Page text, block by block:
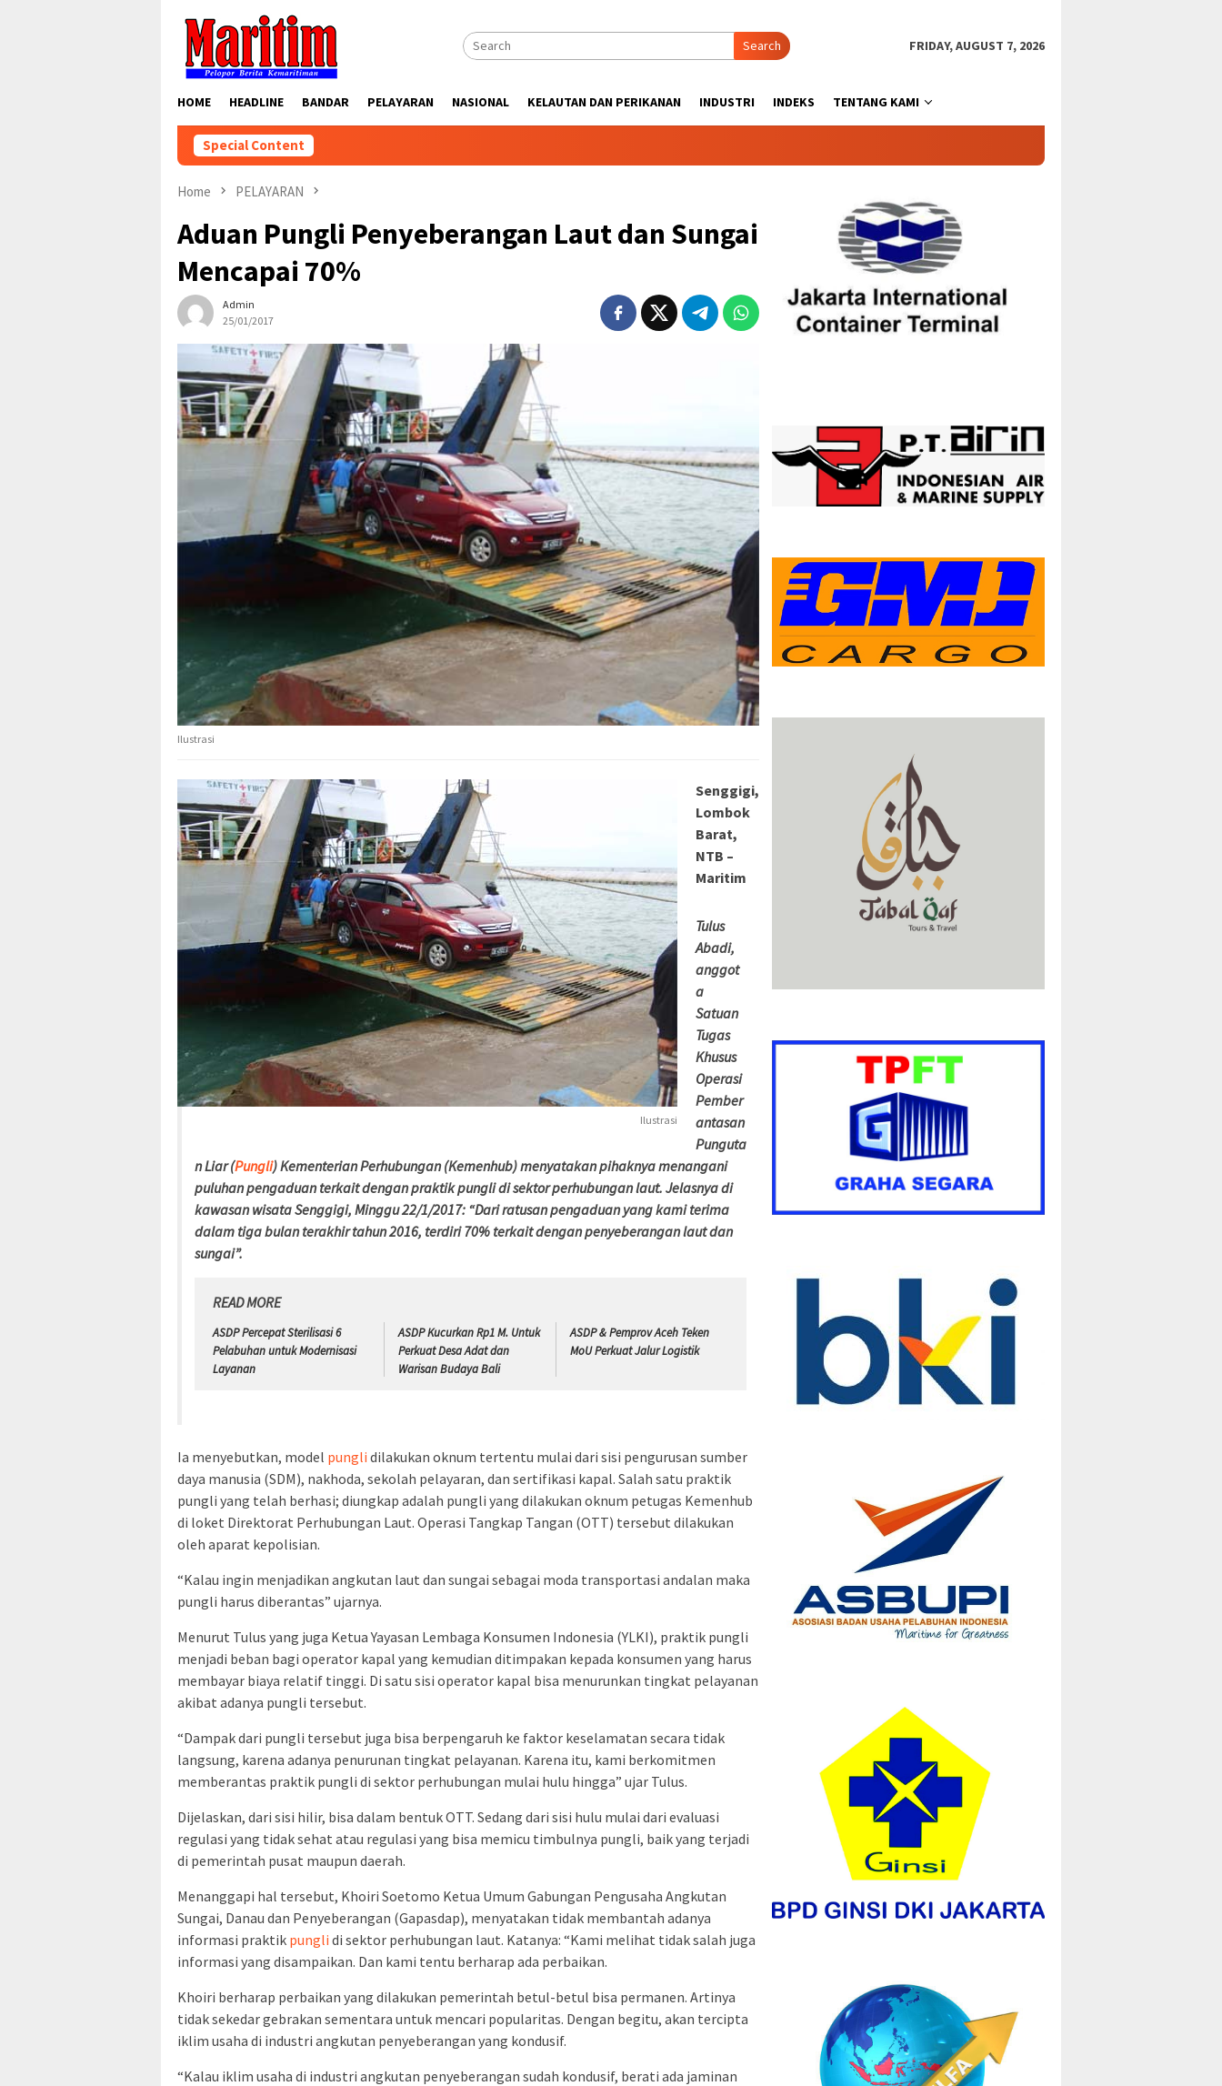
content
Search FRIDAY, AUGUST 7, 2026
HOME HEADLINE BANDAR PELAYARAN NASIONAL KELAUTAN DAN PERIKANAN INDUSTRI INDEKS TENTANG KAMI
Special Content
Home PELAYARAN
Aduan Pungli Penyeberangan Laut dan Sungai
Mencapai 70%
Admin
25/01/2017
Ilustrasi
Ilustrasi
Senggigi,
Lombok
Barat,
NTB –
Maritim
Tulus
Abadi,
anggot
a
Satuan
Tugas
Khusus
Operasi
Pember
antasan
Punguta
n Liar (Pungli) Kementerian Perhubungan (Kemenhub) menyatakan pihaknya menangani
puluhan pengaduan terkait dengan praktik pungli di sektor perhubungan laut. Jelasnya di
kawasan wisata Senggigi, Minggu 22/1/2017: “Dari ratusan pengaduan yang kami terima
dalam tiga bulan terakhir tahun 2016, terdiri 70% terkait dengan penyeberangan laut dan
sungai”.
READ MORE
ASDP Percepat Sterilisasi 6
Pelabuhan untuk Modernisasi
Layanan
ASDP Kucurkan Rp1 M. Untuk
Perkuat Desa Adat dan
Warisan Budaya Bali
ASDP & Pemprov Aceh Teken
MoU Perkuat Jalur Logistik
Ia menyebutkan, model pungli dilakukan oknum tertentu mulai dari sisi pengurusan sumber
daya manusia (SDM), nakhoda, sekolah pelayaran, dan sertifikasi kapal. Salah satu praktik
pungli yang telah berhasi; diungkap adalah pungli yang dilakukan oknum petugas Kemenhub
di loket Direktorat Perhubungan Laut. Operasi Tangkap Tangan (OTT) tersebut dilakukan
oleh aparat kepolisian.
“Kalau ingin menjadikan angkutan laut dan sungai sebagai moda transportasi andalan maka
pungli harus diberantas” ujarnya.
Menurut Tulus yang juga Ketua Yayasan Lembaga Konsumen Indonesia (YLKI), praktik pungli
menjadi beban bagi operator kapal yang kemudian ditimpakan kepada konsumen yang harus
membayar biaya relatif tinggi. Di satu sisi operator kapal bisa menurunkan tingkat pelayanan
akibat adanya pungli tersebut.
“Dampak dari pungli tersebut juga bisa berpengaruh ke faktor keselamatan secara tidak
langsung, karena adanya penurunan tingkat pelayanan. Karena itu, kami berkomitmen
memberantas praktik pungli di sektor perhubungan mulai hulu hingga” ujar Tulus.
Dijelaskan, dari sisi hilir, bisa dalam bentuk OTT. Sedang dari sisi hulu mulai dari evaluasi
regulasi yang tidak sehat atau regulasi yang bisa memicu timbulnya pungli, baik yang terjadi
di pemerintah pusat maupun daerah.
Menanggapi hal tersebut, Khoiri Soetomo Ketua Umum Gabungan Pengusaha Angkutan
Sungai, Danau dan Penyeberangan (Gapasdap), menyatakan tidak membantah adanya
informasi praktik pungli di sektor perhubungan laut. Katanya: “Kami melihat tidak salah juga
informasi yang disampaikan. Dan kami tentu berharap ada perbaikan.
Khoiri berharap perbaikan yang dilakukan pemerintah betul-betul bisa permanen. Artinya
tidak sekedar gebrakan sementara untuk mencari popularitas. Dengan begitu, akan tercipta
iklim usaha di industri angkutan penyeberangan yang kondusif.
“Kalau iklim usaha di industri angkutan penyeberangan sudah kondusif, berati ada jaminan